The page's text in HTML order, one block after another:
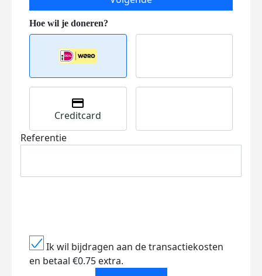
Creditcard
Referentie
Ik wil bijdragen aan de transactiekosten
en betaal €0.75 extra.